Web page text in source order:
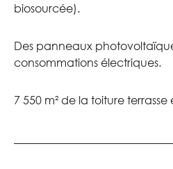
biosourcée).
Des panneaux
consommations électriques.
7 550 m² de la toiture